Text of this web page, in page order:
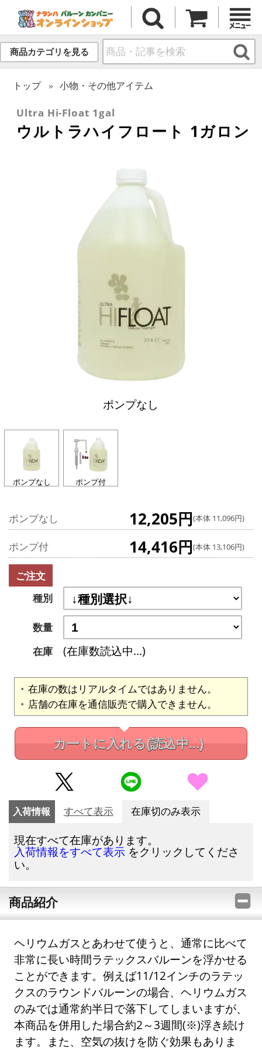
商品カテゴリを見る
トップ 小物・その他アイテム
Ultra Hi-Float 1gal
ウルトラハイフロート 1ガロン
ポンプなし
ポンプなし ポンプ付
ポンプなし 12,205円(本体 11,096円)
ポンプ付 14,416円(本体 13,106円)
ご注文
種別
数量
在庫
(在庫数読込中...)
在庫の数はリアルタイムではありません。
店舗の在庫を通信販売で購入できません。
カートに入れる(読込中...)
入荷情報 すべて表示 在庫切のみ表示
現在すべて在庫があります。
入荷情報をすべて表示 をクリックしてくださ
い。
商品紹介
ヘリウムガスとあわせて使うと、通常に比べて
非常に長い時間ラテックスバルーンを浮かせる
ことができます。例えば11/12インチのラテッ
クスのラウンドバルーンの場合、ヘリウムガス
のみでは通常約半日で落下してしまいますが、
本商品を併用した場合約2～3週間(※)浮き続け
ます。また、空気の抜けを防ぐ効果もありま